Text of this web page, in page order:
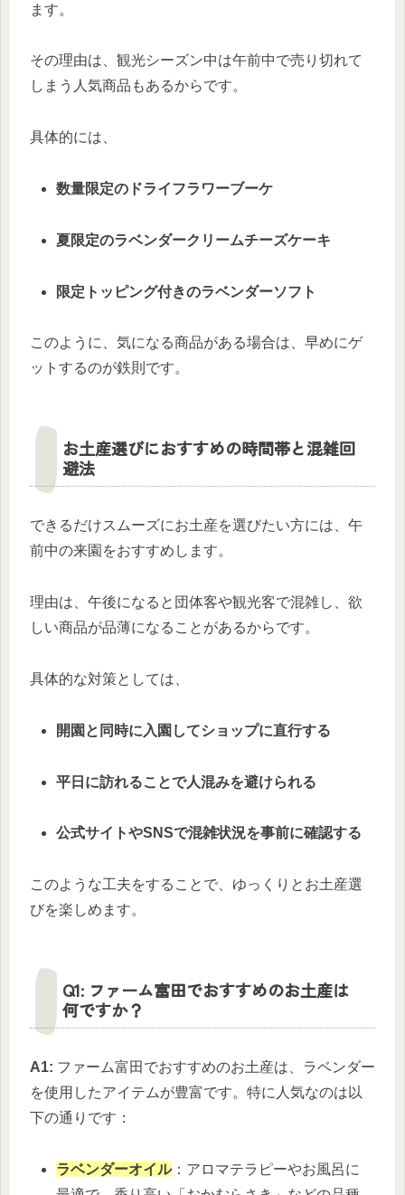
ます。
その理由は、観光シーズン中は午前中で売り切れて
しまう人気商品もあるからです。
具体的には、
数量限定のドライフラワーブーケ
夏限定のラベンダークリームチーズケーキ
限定トッピング付きのラベンダーソフト
このように、気になる商品がある場合は、早めにゲ
ットするのが鉄則です。
お土産選びにおすすめの時間帯と混雑回
避法
できるだけスムーズにお土産を選びたい方には、午
前中の来園をおすすめします。
理由は、午後になると団体客や観光客で混雑し、欲
しい商品が品薄になることがあるからです。
具体的な対策としては、
開園と同時に入園してショップに直行する
平日に訪れることで人混みを避けられる
公式サイトやSNSで混雑状況を事前に確認する
このような工夫をすることで、ゆっくりとお土産選
びを楽しめます。
Q1: ファーム富田でおすすめのお土産は
何ですか？
A1: ファーム富田でおすすめのお土産は、ラベンダー
を使用したアイテムが豊富です。特に人気なのは以
下の通りです：
ラベンダーオイル：アロマテラピーやお風呂に